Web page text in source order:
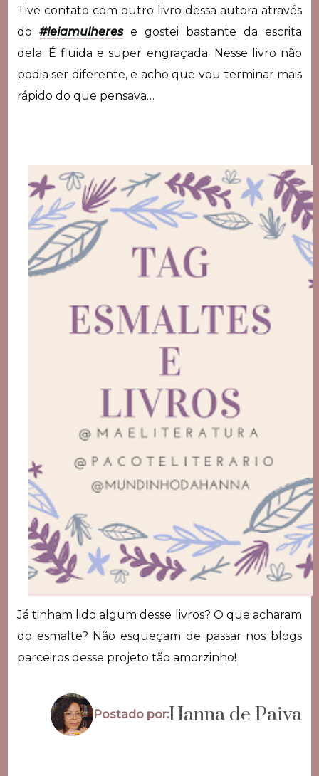
Tive contato com outro livro dessa autora através
do #leiamulherese gostei bastante da escrita
dela. É fluida e super engraçada. Nesse livro não
podia ser diferente, e acho que vou terminar mais
rápido do que pensava…
Já tinham lido algum desse livros? O que acharam
do esmalte? Não esqueçam de passar nos blogs
parceiros desse projeto tão amorzinho!
Postado por:Hanna de Paiva